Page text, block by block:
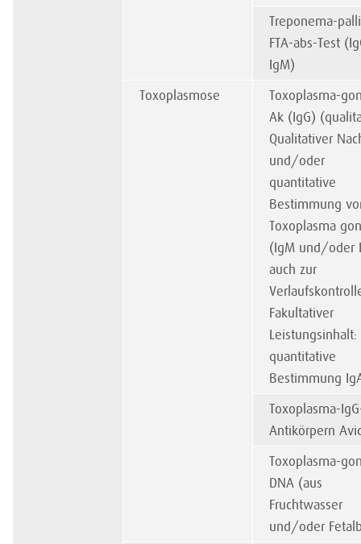
Treponema-
FTA-abs-Test
IgM)
Toxoplasmose
Toxoplasma-
Ak (IgG)
Qualitativer
und/oder
quantitative
Bestimmung
Toxoplasma
(IgM und/oder
auch zur
Fakultativer
Leistungsinhalt:
quantitative
Bestimmung
Toxoplasma-
Antikörpern
Toxoplasma-
DNA (aus
Fruchtwasser
und/oder